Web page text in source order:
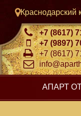
Краснодарский
+7 (8617)
+7 (9897)
+7 (8617)
АПАРТ